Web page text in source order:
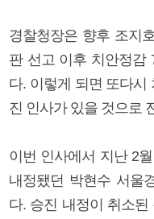
경찰청장은 향후 조지
판 선고 이후 치안정감
다. 이렇게 되면 또다
진 인사가 있을 것으로
이번 인사에서 지난 2
내정됐던 박현수 서울
다. 승진 내정이 취소